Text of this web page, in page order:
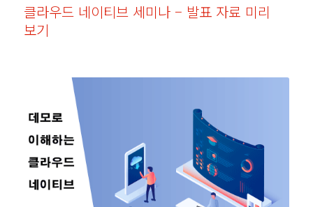
클라우드 네이티브 세미나 – 발표 자료 미리
보기